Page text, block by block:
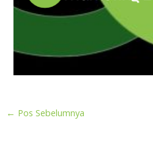
← Pos Sebelumnya